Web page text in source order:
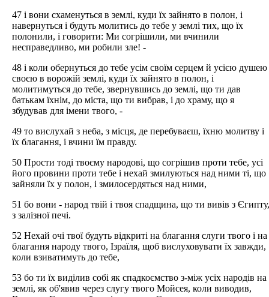
47 і вони схаменуться в землі, куди їх зайнято в полон, і
навернуться і будуть молитись до тебе у землі тих, що їх
полонили, і говорити: Ми согрішили, ми вчинили
несправедливо, ми робили зле! -
48 і коли обернуться до тебе усім своїм серцем й усією душею
своєю в ворожій землі, куди їх зайнято в полон, і
молитимуться до тебе, звернувшись до землі, що ти дав
батькам їхнім, до міста, що ти вибрав, і до храму, що я
збудував для імени твого, -
49 то вислухай з неба, з місця, де перебуваєш, їхню молитву і
їх благання, і вчини їм правду.
50 Прости тоді твоєму народові, що согрішив проти тебе, усі
його провини проти тебе і нехай змилуються над ними ті, що
зайняли їх у полон, і змилосердяться над ними,
51 бо вони - народ твій і твоя спадщина, що ти вивів з Єгипту,
з залізної печі.
52 Нехай очі твої будуть відкриті на благання слуги твого і на
благання народу твого, Ізраїля, щоб вислуховувати їх завжди,
коли взиватимуть до тебе,
53 бо ти їх виділив собі як спадкоємство з-між усіх народів на
землі, як об'явив через слугу твого Мойсея, коли виводив,